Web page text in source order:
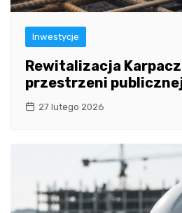
Inwestycje
Rewitalizacja
przestrzeni
27 lutego 2026